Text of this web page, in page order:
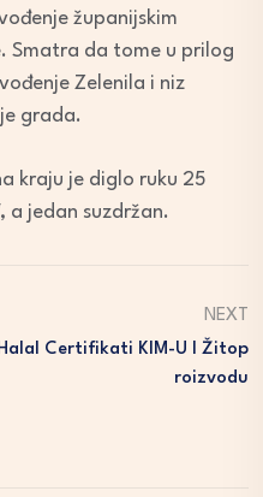
županijskim
Smatra da tome u prilog
Zelenila i niz
grada.
kraju je diglo ruku 25
a jedan suzdržan.
NEXT
Halal Certifikati KIM-U I Žitop
Roizvodu